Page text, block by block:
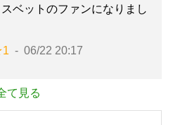
ベットのファンになりまし
06/22 20:17
て見る